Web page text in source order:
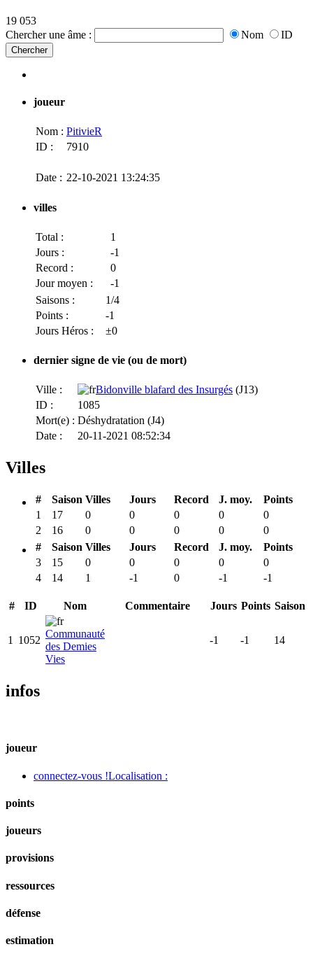
19 053
Chercher une âme :
Nom ID
joueur
Nom : PitivieR
ID :
7910
Date : 22-10-2021 13:24:35
villes
Total :
1
Jours :
-1
Record :
0
Jour moyen :
-1
Saisons :
1/4
Points :
-1
Jours Héros :
±0
dernier signe de vie (ou de mort)
Ville : Bidonville blafard des Insurgés (J13)
ID :
1085
Mort(e) : Déshydratation (J4)
Date :
20-11-2021 08:52:34
Villes
# Saison Villes Jours Record J. moy.
Points
1
17 0 0 0 0
0
2
16 0 0 0 0
0
#
Saison Villes Jours Record J. moy.
Points
3
15 0 0 0 0
0
4
14 1 -1 0 -1 -1
# ID Nom Commentaire Jours Points Saison
1 1052
Communauté
des Demies
Vies
-1 -1 14
infos
joueur
connectez-vous !Localisation :
points
joueurs
provisions
ressources
défense
estimation